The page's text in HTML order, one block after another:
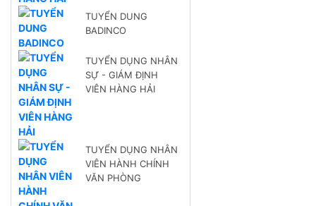
TUYỂN DUNG
BADINCO
TUYỂN DỤNG NHÂN
SỰ - GIÁM ĐỊNH
VIÊN HÀNG HẢI
TUYỂN DỤNG NHÂN
VIÊN HÀNH CHÍNH
VĂN PHÒNG